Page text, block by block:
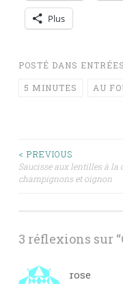
Plus
POSTÉ DANS ENTRÉES
5 MINUTES AU
Navigation
des
< PREVIOUS
Saucisse aux lentilles à la
champignons et oignon
3 réflexions sur “
rose